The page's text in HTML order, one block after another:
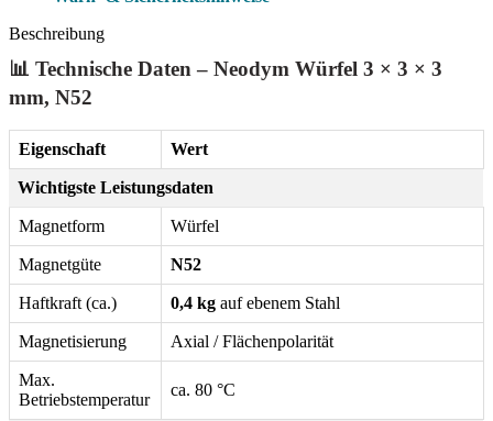
Beschreibung
📊 Technische Daten – Neodym Würfel 3 × 3 × 3
mm, N52
Eigenschaft Wert
Wichtigste Leistungsdaten
Magnetform Würfel
Magnetgüte N52
Haftkraft (ca.) 0,4 kg auf ebenem Stahl
Magnetisierung Axial / Flächenpolarität
Max.
Betriebstemperatur
ca. 80 °C